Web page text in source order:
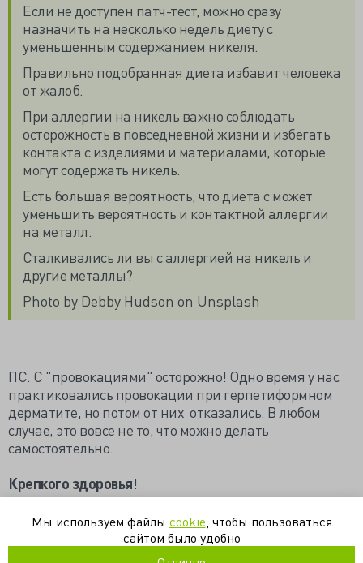
Если не доступен патч-тест, можно сразу
назначить на несколько недель диету с
уменьшенным содержанием никеля.
Правильно подобранная диета избавит человека
от жалоб.
При аллергии на никель важно соблюдать
осторожность в повседневной жизни и избегать
контакта с изделиями и материалами, которые
могут содержать никель.
Есть большая вероятность, что диета с может
уменьшить вероятность и контактной аллергии
на металл.
Сталкивались ли вы с аллергией на никель и
другие металлы?
Photo by Debby Hudson on Unsplash
ПС. С "провокациями" осторожно! Одно время у нас
практиковались провокации при герпетиформном
дерматите, но потом от них отказались. В любом
случае, это вовсе не то, что можно делать
самостоятельно.
Крепкого здоровья!
Мы используем файлы cookie , чтобы пользоваться
сайтом было удобно